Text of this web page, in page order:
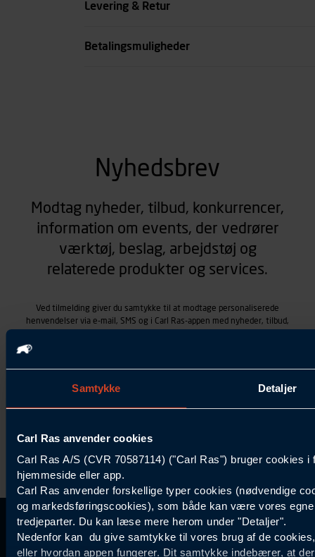
Samtykke Detaljer
Carl Ras anvender cookies
Carl Ras A/S (CVR 70587114) ("Carl Ras") bruger cookies
hjemmeside eller app.
Carl Ras anvender forskellige typer cookies (nødvendige
og markedsføringscookies), som både kan være vores
tredjeparter. Du kan læse mere herom under "Detaljer".
Nedenfor kan du give samtykke til vores brug af de
eller hvordan appen fungerer. Dit samtykke indebærer, at
Levering & Retur
Betalingsmuligheder
Nyhedsbrev
Modtag nyheder, tilbud, konkurrencer,
information om events, der vedrører
værktøj, beslag, arbejdstøj og
relaterede produkter og services.
Ved tilmelding giver du samtykke til at modtage personaliserede
henvendelser via e-mail, SMS og i Carl Ras-appen med nyheder, tilbud,
(besøgs- og søgehistorik), samt dine tidligere køb (købshistorik).
Samtykket betyder også, at Carl Ras A/S som dataansvarlig kan
samtykke tilbage ved at trykke "Afmeld" i bunden af hver
vorespersondatapolitik
Kontakt Kundeservice Information
Carl Ras Gruppen
Kundefordele
Bliv kontokunde
Inspiration
Specialisten